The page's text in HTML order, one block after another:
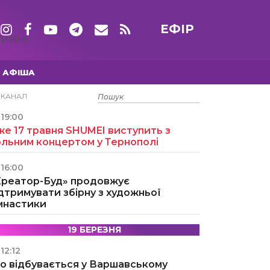
ЕФІР
АФІША
15 ТРАВНЯ
19:00
17 травня SHUMEI виступить з
концертом у Тернополі
16:00
Буд» продовжує
збірну з художньої
19 БЕРЕЗНЯ
12:12
відбувається у Варшавському